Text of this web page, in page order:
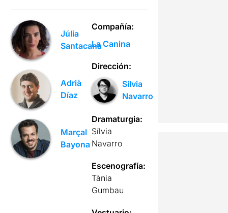
Júlia
Santacana
Adrià
Díaz
Marçal
Bayona
Compañía:
La Canina
Dirección:
Sílvia
Navarro
Dramaturgia:
Sílvia
Navarro
Escenografía:
Tània
Gumbau